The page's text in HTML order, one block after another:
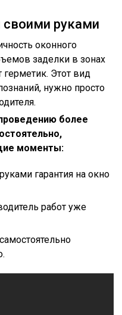
своими руками
оконного
заделки в зонах
Этот вид
нужно просто
более
моменты:
гарантия на окно
работ уже